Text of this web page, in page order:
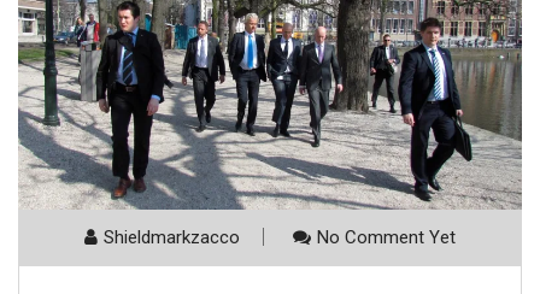
Shieldmarkzacco No Comment Yet